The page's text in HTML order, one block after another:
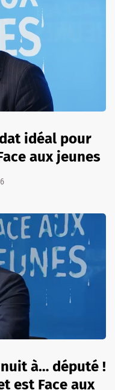
idéal pour
aux jeunes
à… député !
est Face aux